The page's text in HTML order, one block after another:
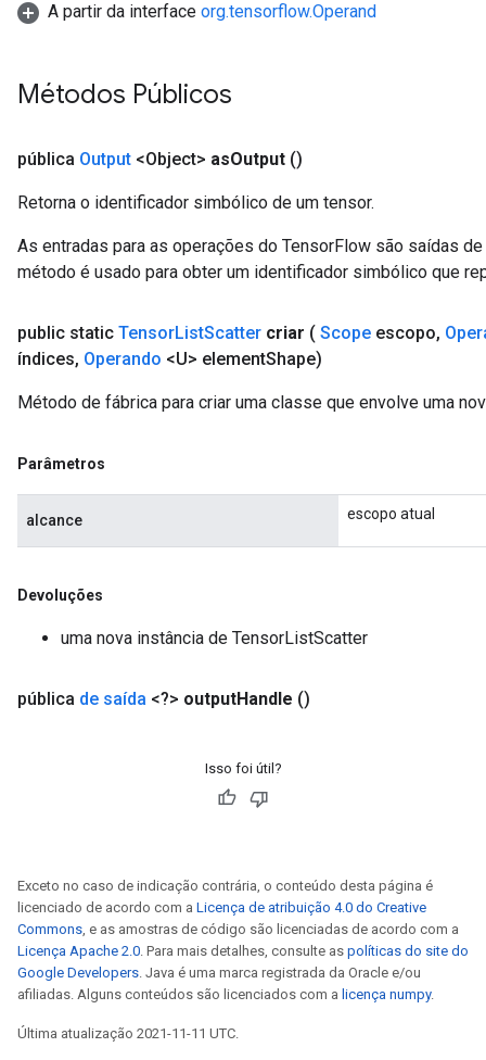
A partir da interface org.tensorflow.Operand
Métodos Públicos
pública Output <Object> asOutput ()
Retorna o identificador simbólico de um tensor.
As entradas para as operações do TensorFlow são saídas
método é usado para obter um identificador simbólico que
public static TensorListScatter criar ( Scope escopo,
índices, Operando <U> elementShape)
Método de fábrica para criar uma classe que envolve uma
Parâmetros
alcance escopo atual
Devoluções
uma nova instância de TensorListScatter
pública de saída <?> outputHandle ()
Isso foi útil?
Exceto no caso de indicação contrária, o conteúdo desta página é
licenciado de acordo com a Licença de atribuição 4.0 do Creative
Commons, e as amostras de código são licenciadas de acordo com a
Licença Apache 2.0. Para mais detalhes, consulte as políticas do site do
Google Developers. Java é uma marca registrada da Oracle e/ou
afiliadas. Alguns conteúdos são licenciados com a licença numpy.
Última atualização 2021-11-11 UTC.